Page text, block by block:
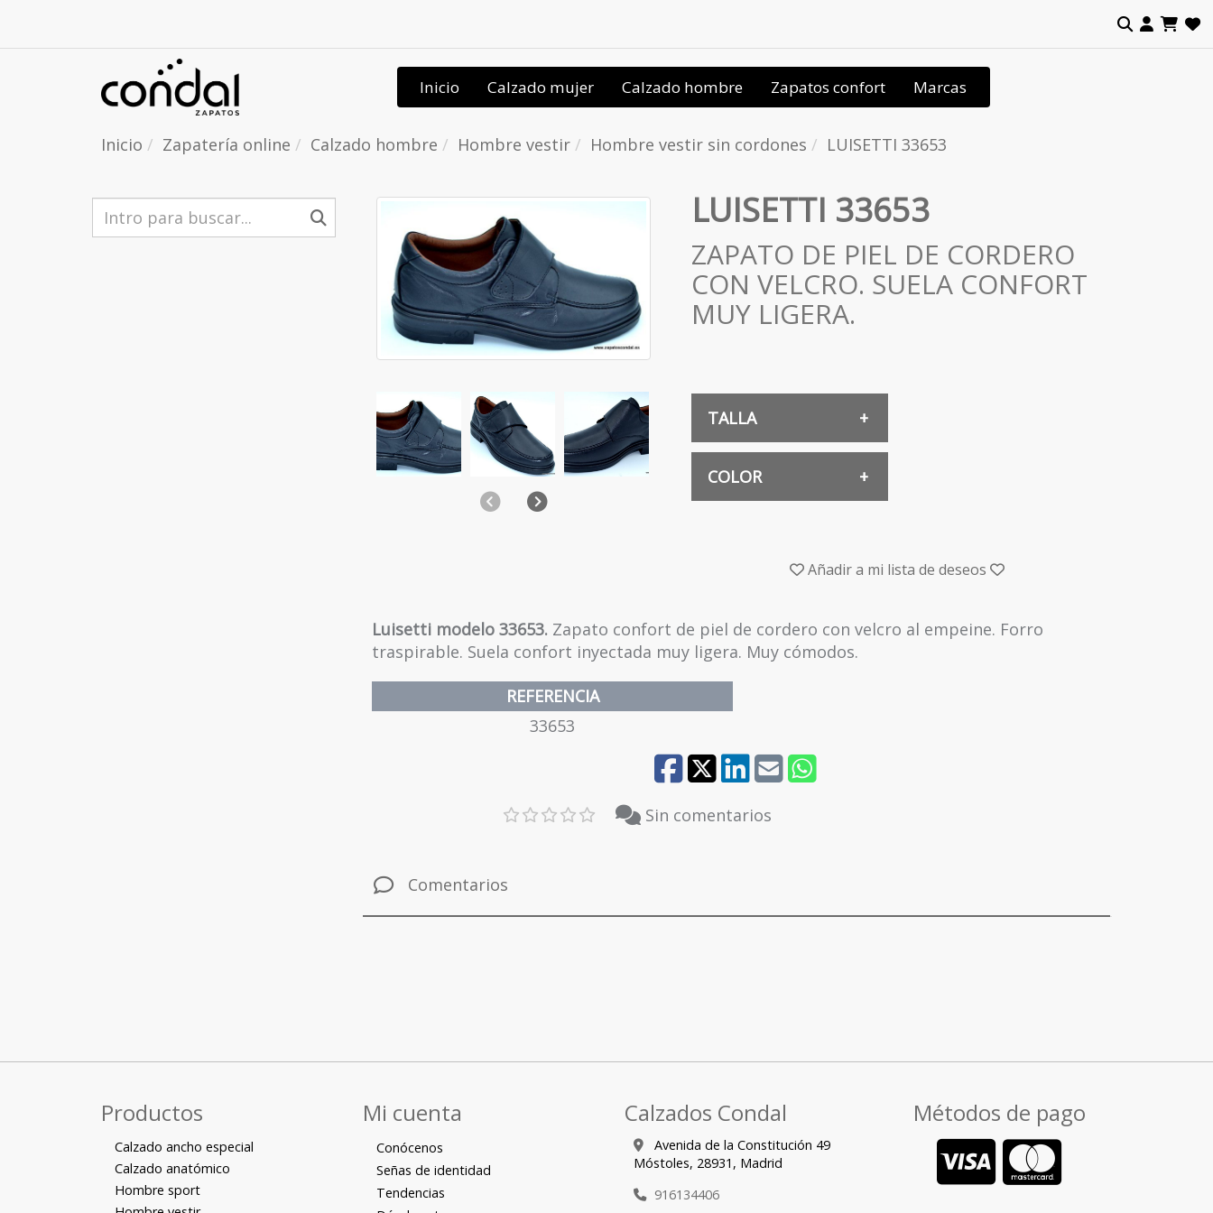
Inicio Calzado mujer Calzado hombre Zapatos confort Marcas
Inicio Zapatería online Calzado hombre Hombre vestir Hombre vestir sin cordones LUISETTI 33653
AnteriorSiguiente
LUISETTI 33653
ZAPATO DE PIEL DE CORDERO
CON VELCRO. SUELA CONFORT
MUY LIGERA.
TALLA
39
COLOR
Añadir a mi lista de deseos
Luisetti modelo 33653. Zapato confort de piel de cordero con velcro al empeine. Forro
traspirable. Suela confort inyectada muy ligera. Muy cómodos.
REFERENCIA
33653
Sin comentarios
Comentarios
Productos
Calzado ancho especial
Calzado anatómico
Hombre sport
Mi cuenta
Conócenos
Señas de identidad
Tendencias
Calzados Condal
Avenida de la Constitución 49
Móstoles, 28931, Madrid
916134406
Métodos de pago